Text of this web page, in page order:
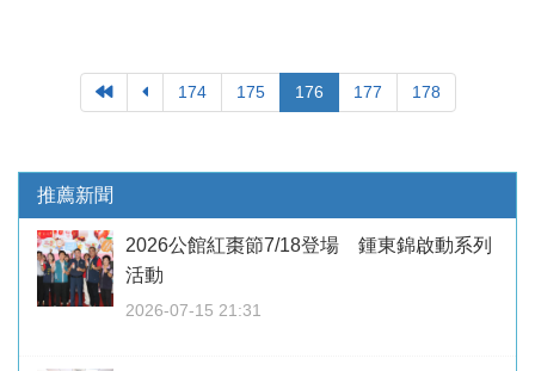
174 175 176 177 178
推薦新聞
2026公館紅棗節7/18登場 鍾東錦啟動系列
活動
2026-07-15 21:31